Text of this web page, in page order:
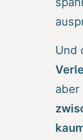
Und
aber